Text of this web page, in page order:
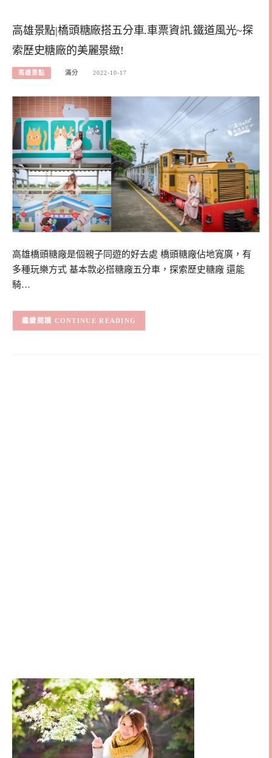
高雄景點|橋頭糖廠搭五分車.車票資訊.鐵道風光~探
索歷史糖廠的美麗景緻!
高雄景點 滿分 2022-10-17
高雄橋頭糖廠是個親子同遊的好去處 橋頭糖廠佔地寬廣，有
多種玩樂方式 基本款必搭糖廠五分車，探索歷史糖廠 還能
騎…
CONTINUE READING